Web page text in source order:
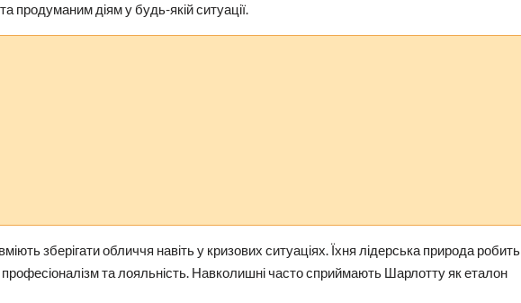
продуманим діям у будь-якій ситуації.
зберігати обличчя навіть у кризових ситуаціях. Їхня лідерська природа робить
професіоналізм та лояльність. Навколишні часто сприймають Шарлотту як еталон